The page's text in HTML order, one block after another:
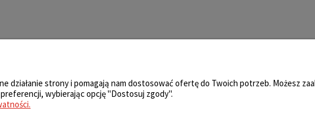
działanie strony i pomagają nam dostosować ofertę do Twoich potrzeb. Możesz
wybierając opcję "Dostosuj zgody".